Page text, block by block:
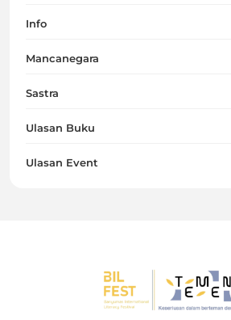
Info
Mancanegara
Sastra
Ulasan Buku
Ulasan Event